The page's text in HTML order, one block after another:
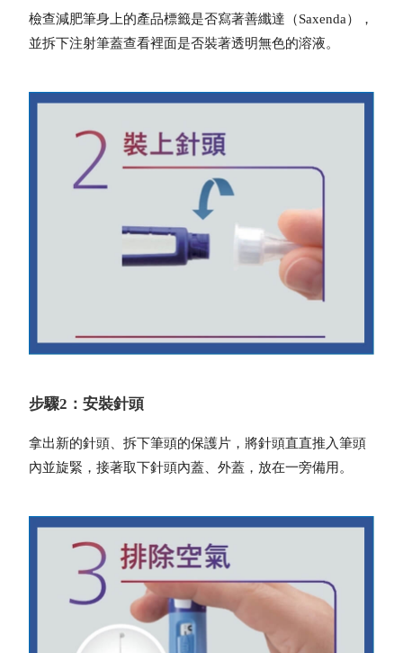
檢查減肥筆身上的產品標籤是否寫著善纖達（Saxenda），
並拆下注射筆蓋查看裡面是否裝著透明無色的溶液。
步驟2：安裝針頭
拿出新的針頭、拆下筆頭的保護片，將針頭直直推入筆頭
內並旋緊，接著取下針頭內蓋、外蓋，放在一旁備用。